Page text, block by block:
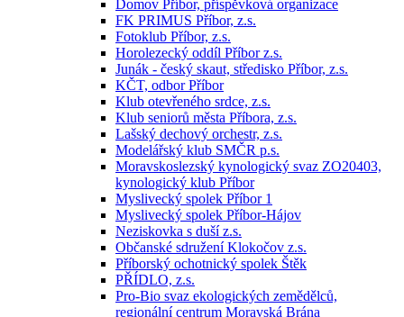
Domov Příbor, příspěvková organizace
FK PRIMUS Příbor, z.s.
Fotoklub Příbor, z.s.
Horolezecký oddíl Příbor z.s.
Junák - český skaut, středisko Příbor, z.s.
KČT, odbor Příbor
Klub otevřeného srdce, z.s.
Klub seniorů města Příbora, z.s.
Lašský dechový orchestr, z.s.
Modelářský klub SMČR p.s.
Moravskoslezský kynologický svaz ZO20403,
kynologický klub Příbor
Myslivecký spolek Příbor 1
Myslivecký spolek Příbor-Hájov
Neziskovka s duší z.s.
Občanské sdružení Klokočov z.s.
Příborský ochotnický spolek Štěk
PŘÍDLO, z.s.
Pro-Bio svaz ekologických zemědělců,
regionální centrum Moravská Brána